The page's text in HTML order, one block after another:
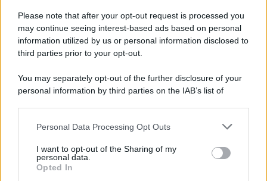
Please note that after your opt-out request is processed you
may continue seeing interest-based ads based on personal
information utilized by us or personal information disclosed to
third parties prior to your opt-out.
You may separately opt-out of the further disclosure of your
personal information by third parties on the IAB’s list of
This information may also be disclosed by us to third parties
disclose it to other third parties.
Please note that this website/app uses one or more Google
Personal Data Processing Opt Outs
I want to opt-out of the Sharing of my
personal data.
Opted In